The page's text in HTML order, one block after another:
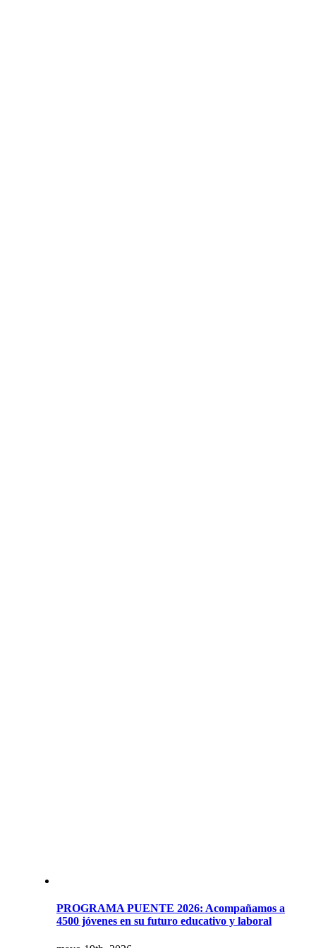
PROGRAMA PUENTE 2026: Acompañamos a
4500 jóvenes en su futuro educativo y laboral